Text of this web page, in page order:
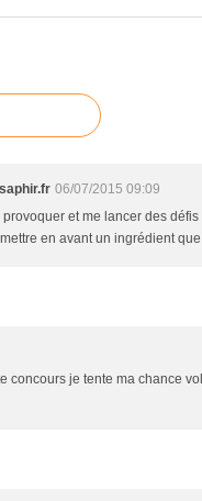
06/07/2015 09:09
et me lancer des
en avant un ingrédient
concours je tente ma chance